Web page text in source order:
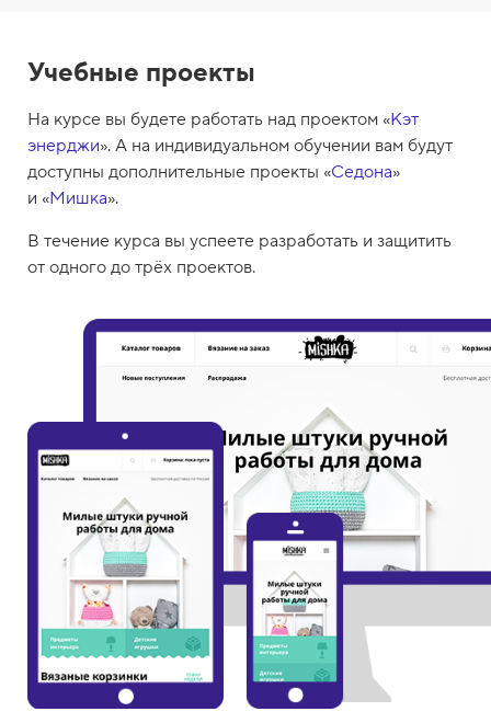
Учебные проекты
На курсе вы будете работать над проектом «Кэт
энерджи». А на индивидуальном обучении вам будут
доступны дополнительные проекты «Седона»
и «Мишка».
В течение курса вы успеете разработать и защитить
от одного до трёх проектов.